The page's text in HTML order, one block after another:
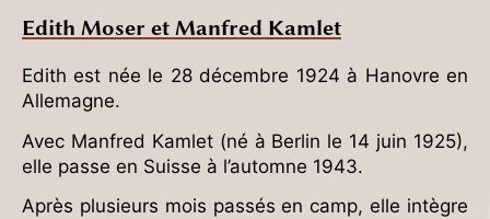
Edith Moser et Manfred Kamlet
Edith est née le 28 décembre 1924 à Hanovre en
Allemagne.
Avec Manfred Kamlet (né à Berlin le 14 juin 1925),
elle passe en Suisse à l’automne 1943.
Après plusieurs mois passés en camp, elle intègre